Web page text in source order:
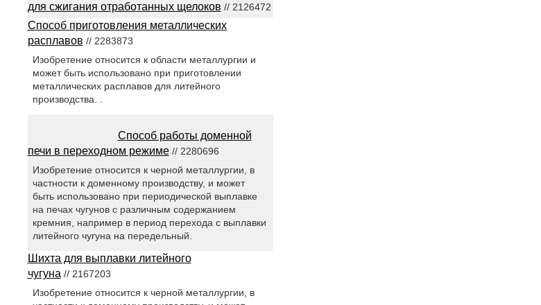
для сжигания отработанных щелоков // 2126472
Способ приготовления металлических
расплавов // 2283873
Изобретение относится к области металлургии и
может быть использовано при приготовлении
металлических расплавов для литейного
производства. .
Способ работы доменной
печи в переходном режиме// 2280696
Изобретение относится к черной металлургии, в
частности к доменному производству, и может
быть использовано при периодической выплавке
на печах чугунов с различным содержанием
кремния, например в период перехода с выплавки
литейного чугуна на передельный.
Шихта для выплавки литейного
чугуна// 2167203
Изобретение относится к черной металлургии, в